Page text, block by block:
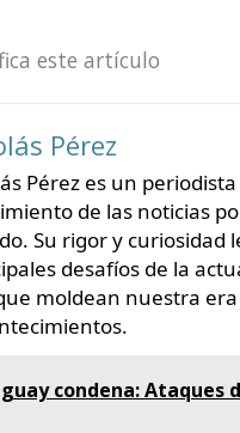
este artículo
Pérez
Pérez es un
de las noticias
Su rigor y curiosidad
desafíos de la
moldean nuestra
condena: Ataques